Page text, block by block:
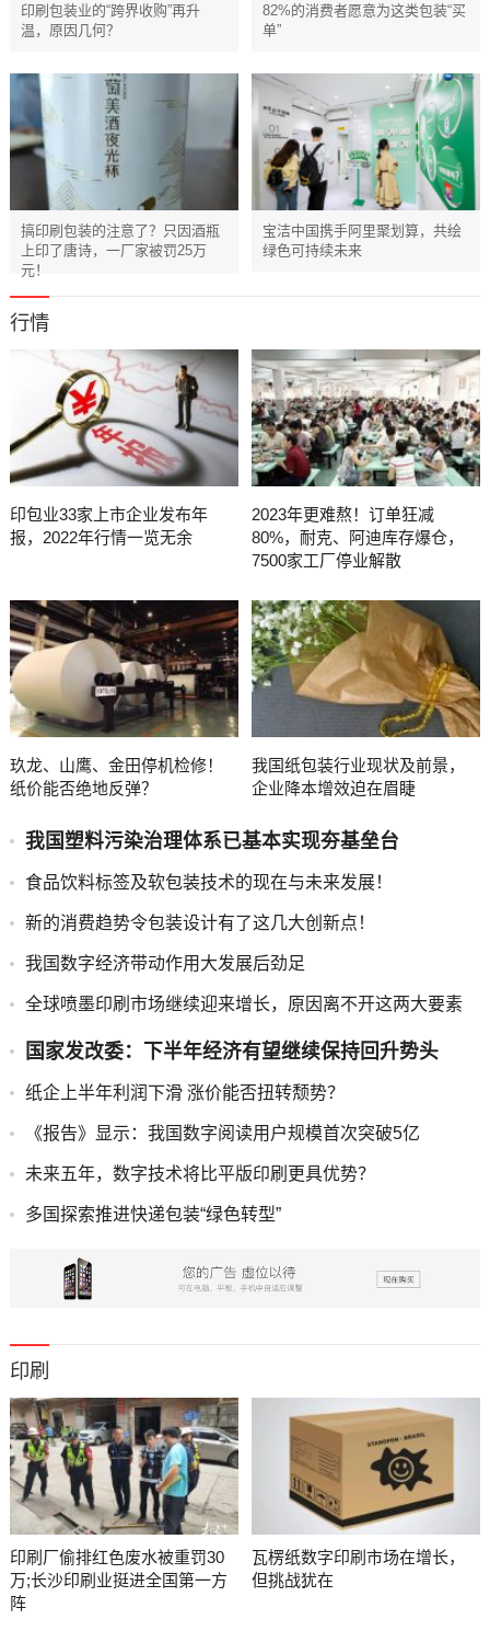
印刷包装业的“跨界收购”再升
温，原因几何？
82%的消费者愿意为这类包装“买
单”
搞印刷包装的注意了？只因酒瓶
上印了唐诗，一厂家被罚25万
元！
宝洁中国携手阿里聚划算，共绘
绿色可持续未来
行情
印包业33家上市企业发布年
报，2022年行情一览无余
2023年更难熬！订单狂减
80%，耐克、阿迪库存爆仓，
7500家工厂停业解散
玖龙、山鹰、金田停机检修！
纸价能否绝地反弹？
我国纸包装行业现状及前景，
企业降本增效迫在眉睫
我国塑料污染治理体系已基本实现夯基垒台
食品饮料标签及软包装技术的现在与未来发展！
新的消费趋势令包装设计有了这几大创新点！
我国数字经济带动作用大发展后劲足
全球喷墨印刷市场继续迎来增长，原因离不开这两大要素
国家发改委：下半年经济有望继续保持回升势头
纸企上半年利润下滑 涨价能否扭转颓势？
《报告》显示：我国数字阅读用户规模首次突破5亿
未来五年，数字技术将比平版印刷更具优势？
多国探索推进快递包装“绿色转型”
印刷
印刷厂偷排红色废水被重罚30
万;长沙印刷业挺进全国第一方
阵
瓦楞纸数字印刷市场在增长，
但挑战犹在